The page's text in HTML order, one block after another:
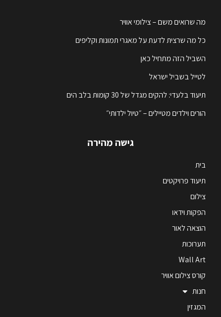
מה שרואים משם – צילומי אוויר
כל מה שרצית לדעת על מאגרי תמונות וקליפים
השביל הזה מתחיל כאן
לטייל בשביל ישראל
תיעוד בלעדי: להקים מגדל של 30 קומות בלב הים
הורים וילדים מטיילים – ״טיול ילדותי״
גישה מהירה
בית
תיעוד פרויקטים
צילום
הפקות וידאו
הוצאה לאור
תערוכות
Wall Art
קורס צילום אוויר
חנות
המגזין